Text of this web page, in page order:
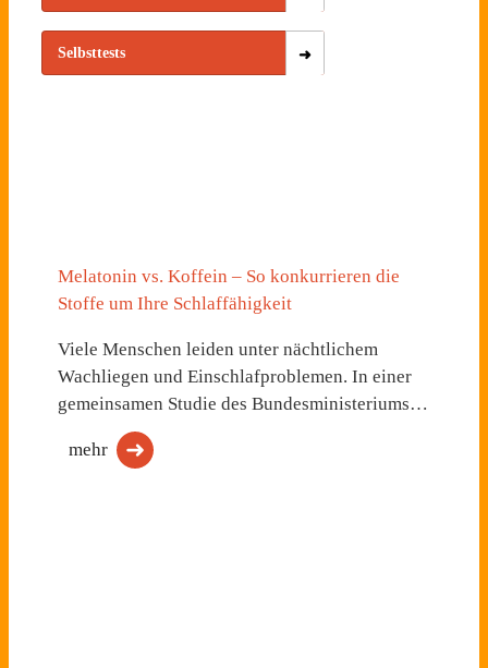
Selbsttests
Melatonin vs. Koffein – So konkurrieren die
Stoffe um Ihre Schlaffähigkeit
Viele Menschen leiden unter nächtlichem
Wachliegen und Einschlafproblemen. In einer
gemeinsamen Studie des Bundesministeriums…
mehr